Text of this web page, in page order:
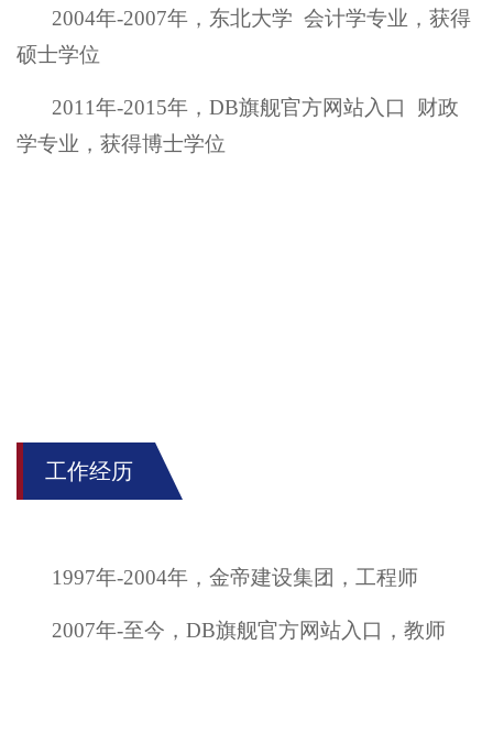
2004年-2007年 ， 东北大学 会计学专业 ， 获得
硕士学位
2011年-2015年 ， DB旗舰官方网站入口
财政
学专业 ， 获得博士学位
工作经历
1997年-2004年 ， 金帝建设集团 ， 工程师
2007年-至今 ， DB旗舰官方网站入口 ， 教师